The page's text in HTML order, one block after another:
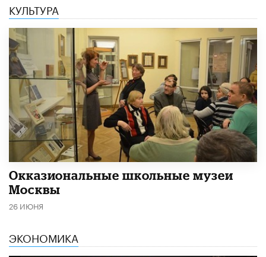
КУЛЬТУРА
​Окказиональные школьные музеи
Москвы
26 ИЮНЯ
ЭКОНОМИКА